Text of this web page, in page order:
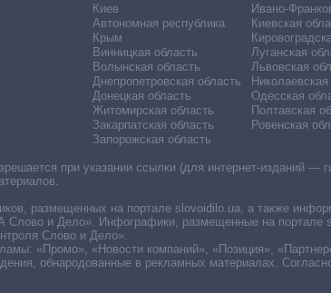
Киев
Автономная республика
Крым
Винницкая область
Волынская область
Днепропетровская область
Донецкая область
Житомирская область
Закарпатская область
Запорожская область
Ивано-
Киевская
Луганская
Львовская
Николаевская
Одесская
Полтавская
Ровенская
при указании ссылки (для интернет-изданий —
размещенных на портале slovoidilo.ua, а также
и Дело». Инфографики, размещенные на портале
Слово и Дело».
«Промо», «Новости компаний», «Позиция»,
обнародованные в рекламных материалах.